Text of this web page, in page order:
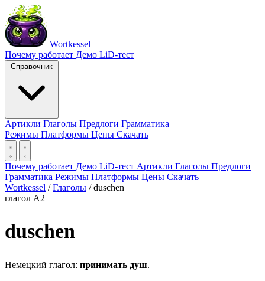
Wortkessel
Почему работает Демо LiD-тест
Справочник
Артикли Глаголы Предлоги Грамматика
Режимы Платформы Цены Скачать
Почему работает Демо LiD-тест Артикли Глаголы Предлоги
Грамматика Режимы Платформы Цены Скачать
Wortkessel / Глаголы / duschen
глагол A2
duschen
Немецкий глагол: принимать душ.